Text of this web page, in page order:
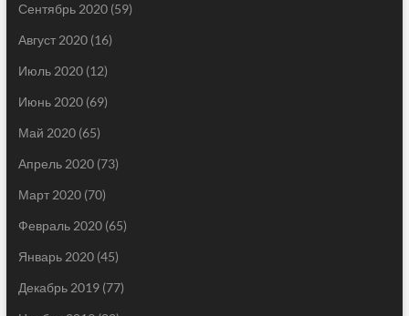
Сентябрь 2020(59)
Август 2020(16)
Июль 2020(12)
Июнь 2020(69)
Май 2020(65)
Апрель 2020(73)
Март 2020(70)
Февраль 2020(65)
Январь 2020(45)
Декабрь 2019(77)